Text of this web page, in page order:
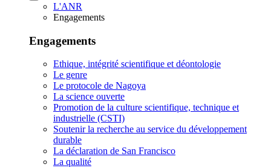
L'ANR
Engagements
Engagements
Ethique, intégrité scientifique et déontologie
Le genre
Le protocole de Nagoya
La science ouverte
Promotion de la culture scientifique, technique et
industrielle (CSTI)
Soutenir la recherche au service du développement
durable
La déclaration de San Francisco
La qualité